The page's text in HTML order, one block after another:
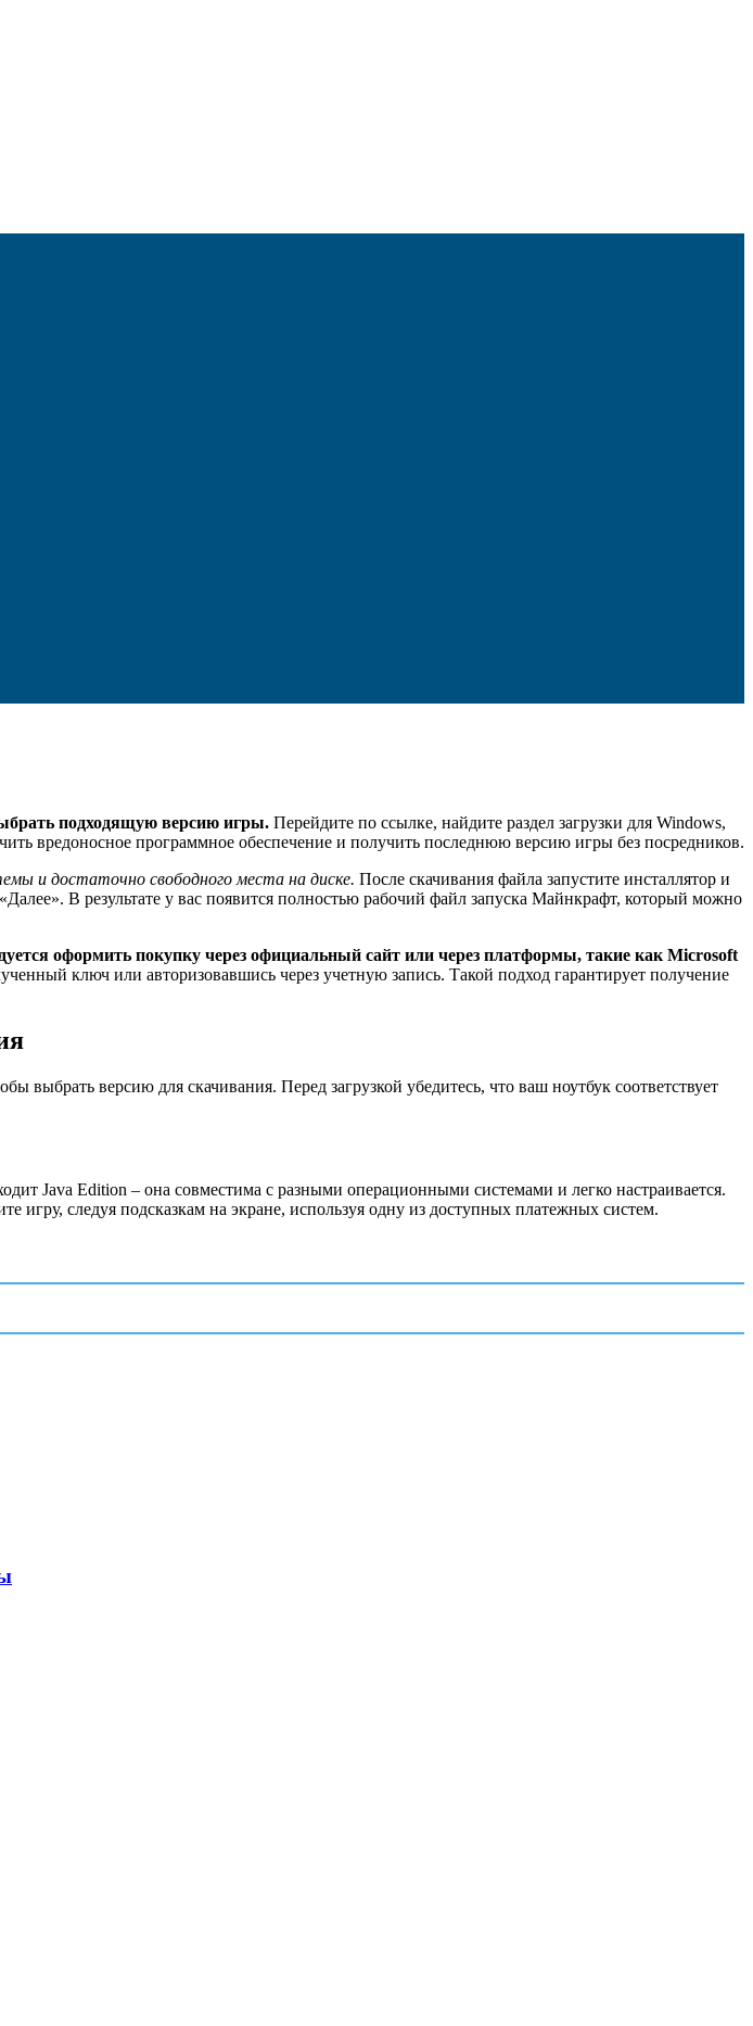
подходящую версию игры. Перейдите по ссылке, найдите раздел загрузки для Windows,
вредоносное программное обеспечение и получить последнюю версию игры без посредников.
и достаточно свободного места на диске. После скачивания файла запустите инсталлятор и
В результате у вас появится полностью рабочий файл запуска Майнкрафт, который можно
оформить покупку через официальный сайт или через платформы, такие как Microsoft
ключ или авторизовавшись через учетную запись. Такой подход гарантирует получение
версию для скачивания. Перед загрузкой убедитесь, что ваш ноутбук соответствует
Java Edition – она совместима с разными операционными системами и легко настраивается.
следуя подсказкам на экране, используя одну из доступных платежных систем.